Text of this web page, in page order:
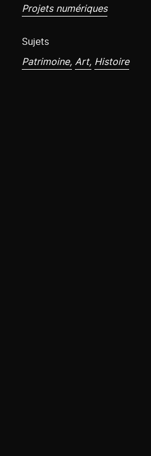
Projets numériques
Sujets
Patrimoine, Art, Histoire